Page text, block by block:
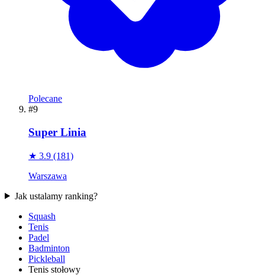
Polecane
#9
Super Linia
★ 3.9 (181)
Warszawa
Jak ustalamy ranking?
Squash
Tenis
Padel
Badminton
Pickleball
Tenis stołowy